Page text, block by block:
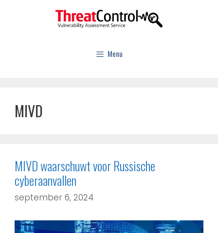
Menu
MIVD
MIVD waarschuwt voor Russische
cyberaanvallen
september 6, 2024